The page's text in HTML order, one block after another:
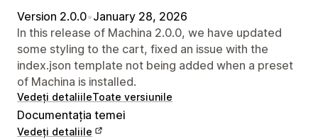
Version 2.0.0•January 28, 2026
In this release of Machina 2.0.0, we have updated
some styling to the cart, fixed an issue with the
index.json template not being added when a preset
of Machina is installed.
Vedeți detaliileToate versiunile
Documentația temei
Vedeți detaliile